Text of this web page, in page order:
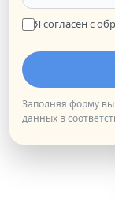
4 апреля в
Франции и
КУЛЬТУРНОЕ
Я согласен с
Заполняя форму вы
данных в